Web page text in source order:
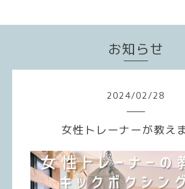
お知らせ
2024/02/28
女性トレーナーが教え